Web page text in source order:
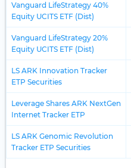
Vanguard LifeStrategy 40%
Equity UCITS ETF (Dist)
Vanguard LifeStrategy 20%
Equity UCITS ETF (Dist)
LS ARK Innovation Tracker
ETP Securities
Leverage Shares ARK NextGen
Internet Tracker ETP
LS ARK Genomic Revolution
Tracker ETP Securities